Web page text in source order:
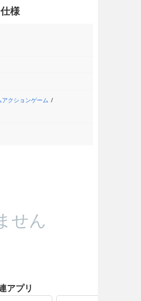
様
クションゲーム
せん
アプリ